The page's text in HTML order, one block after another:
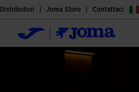
Distributori Joma Store Contattaci